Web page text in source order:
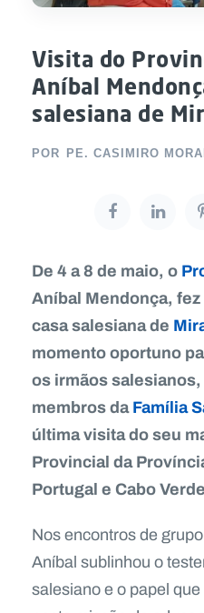
Visita do
Aníbal
salesiana de
POR PE. CASIMIRO
De 4 a 8 de maio, o
Aníbal Mendonça,
casa salesiana de
momento oportuno
os irmãos
membros daFamília
última visita do seu
Provincial da
Portugal e Cabo
Nos encontros de
Aníbal sublinhou o
salesiano e o papel